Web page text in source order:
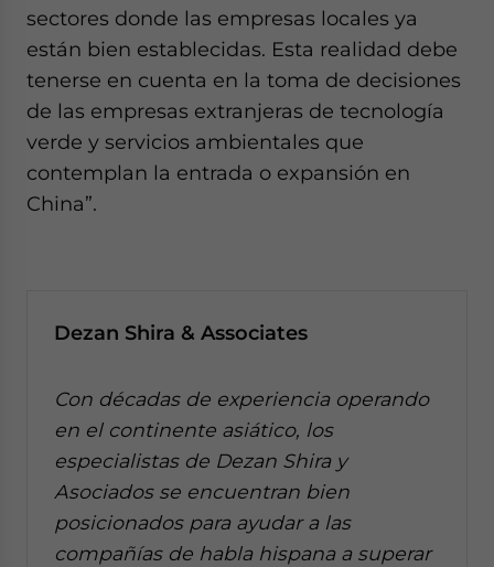
sectores donde las empresas locales ya
están bien establecidas. Esta realidad debe
tenerse en cuenta en la toma de decisiones
de las empresas extranjeras de tecnología
verde y servicios ambientales que
contemplan la entrada o expansión en
China”.
Dezan Shira & Associates
Con décadas de experiencia operando
en el continente asiático, los
especialistas de Dezan Shira y
Asociados se encuentran bien
posicionados para ayudar a las
compañías de habla hispana a superar